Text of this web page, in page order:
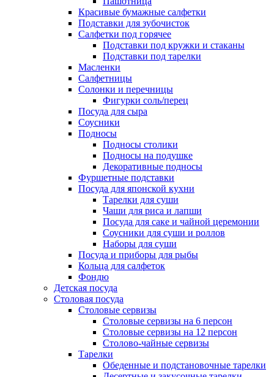
Красивые бумажные салфетки
Подставки для зубочисток
Салфетки под горячее
Подставки под кружки и стаканы
Подставки под тарелки
Масленки
Салфетницы
Солонки и перечницы
Фигурки соль/перец
Посуда для сыра
Соусники
Подносы
Подносы столики
Подносы на подушке
Декоративные подносы
Фуршетные подставки
Посуда для японской кухни
Тарелки для суши
Чаши для риса и лапши
Посуда для саке и чайной церемонии
Соусники для суши и роллов
Наборы для суши
Посуда и приборы для рыбы
Кольца для салфеток
Фондю
Детская посуда
Столовая посуда
Столовые сервизы
Столовые сервизы на 6 персон
Столовые сервизы на 12 персон
Столово-чайные сервизы
Тарелки
Обеденные и подстановочные тарелки